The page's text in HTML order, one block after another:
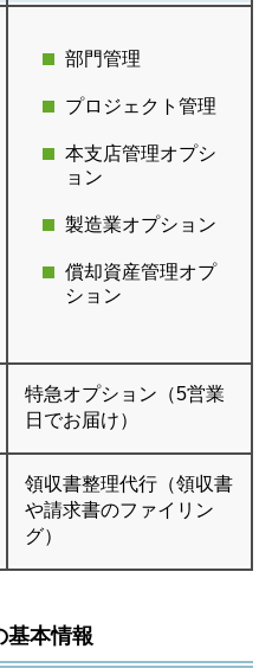
部門管理
プロジェクト管理
本支店管理オプシ
ョン
製造業オプション
償却資産管理オプ
ション
特急オプション（5営業
日でお届け）
領収書整理代行（領収書
や請求書のファイリン
グ）
基本情報